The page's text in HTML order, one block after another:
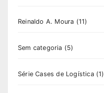
Reinaldo A. Moura (11)
Sem categoria (5)
Série Cases de Logística(1)